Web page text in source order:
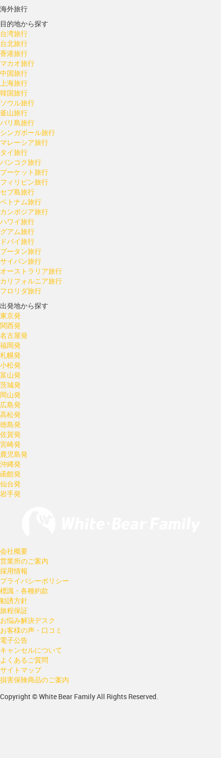
海外旅行
目的地から探す
台湾旅行
台北旅行
香港旅行
マカオ旅行
中国旅行
上海旅行
韓国旅行
ソウル旅行
釜山旅行
バリ島旅行
シンガポール旅行
マレーシア旅行
タイ旅行
バンコク旅行
プーケット旅行
フィリピン旅行
セブ島旅行
ベトナム旅行
カンボジア旅行
ハワイ旅行
グアム旅行
ドバイ旅行
ブータン旅行
サイパン旅行
オーストラリア旅行
カリフォルニア旅行
フロリダ旅行
出発地から探す
東京発
関西発
名古屋発
福岡発
札幌発
小松発
富山発
茨城発
岡山発
広島発
高松発
徳島発
佐賀発
宮崎発
鹿児島発
沖縄発
函館発
仙台発
岩手発
会社概要
営業所のご案内
採用情報
プライバシーポリシー
標識・各種約款
勧誘方針
旅程保証
お悩み解決デスク
お客様の声・口コミ
電子公告
キャンセルについて
よくあるご質問
サイトマップ
損害保険商品のご案内
Copyright © White Bear Family All Rights Reserved.